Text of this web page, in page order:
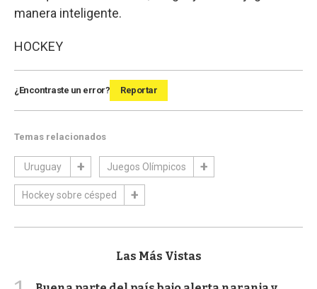
manera inteligente.
HOCKEY
¿Encontraste un error? Reportar
Temas relacionados
Uruguay Juegos Olímpicos
Hockey sobre césped
Las Más Vistas